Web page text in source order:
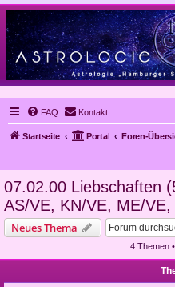
FAQ Kontakt
Startseite Portal Foren-
07.02.00 Liebschaften
AS/VE, KN/VE, ME/VE,
Neues Thema
4 Themen